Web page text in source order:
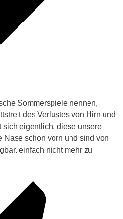
Sommerspiele nennen,
des Verlustes von Hirn und
sich eigentlich, diese unsere
Nase schon vorn und sind von
einfach nicht mehr zu